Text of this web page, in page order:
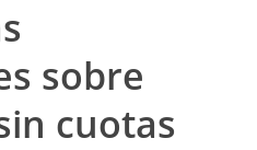
sobre
cuotas